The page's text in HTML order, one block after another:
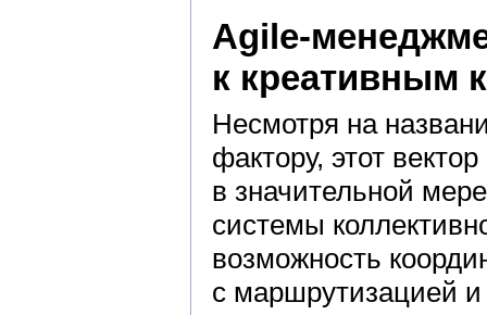
Agile-
к креативным
Несмотря на
фактору, этот
в значительной
системы
возможность
с маршрутизацией и